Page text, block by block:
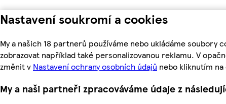
Nastavení soukromí a cookies
My a našich 18 partnerů používáme nebo ukládáme
zobrazovat například také personalizovanou reklamu. V
změnit v Nastavení ochrany osobních údajů nebo kliknutím
My a naši partneři zpracováváme údaje z